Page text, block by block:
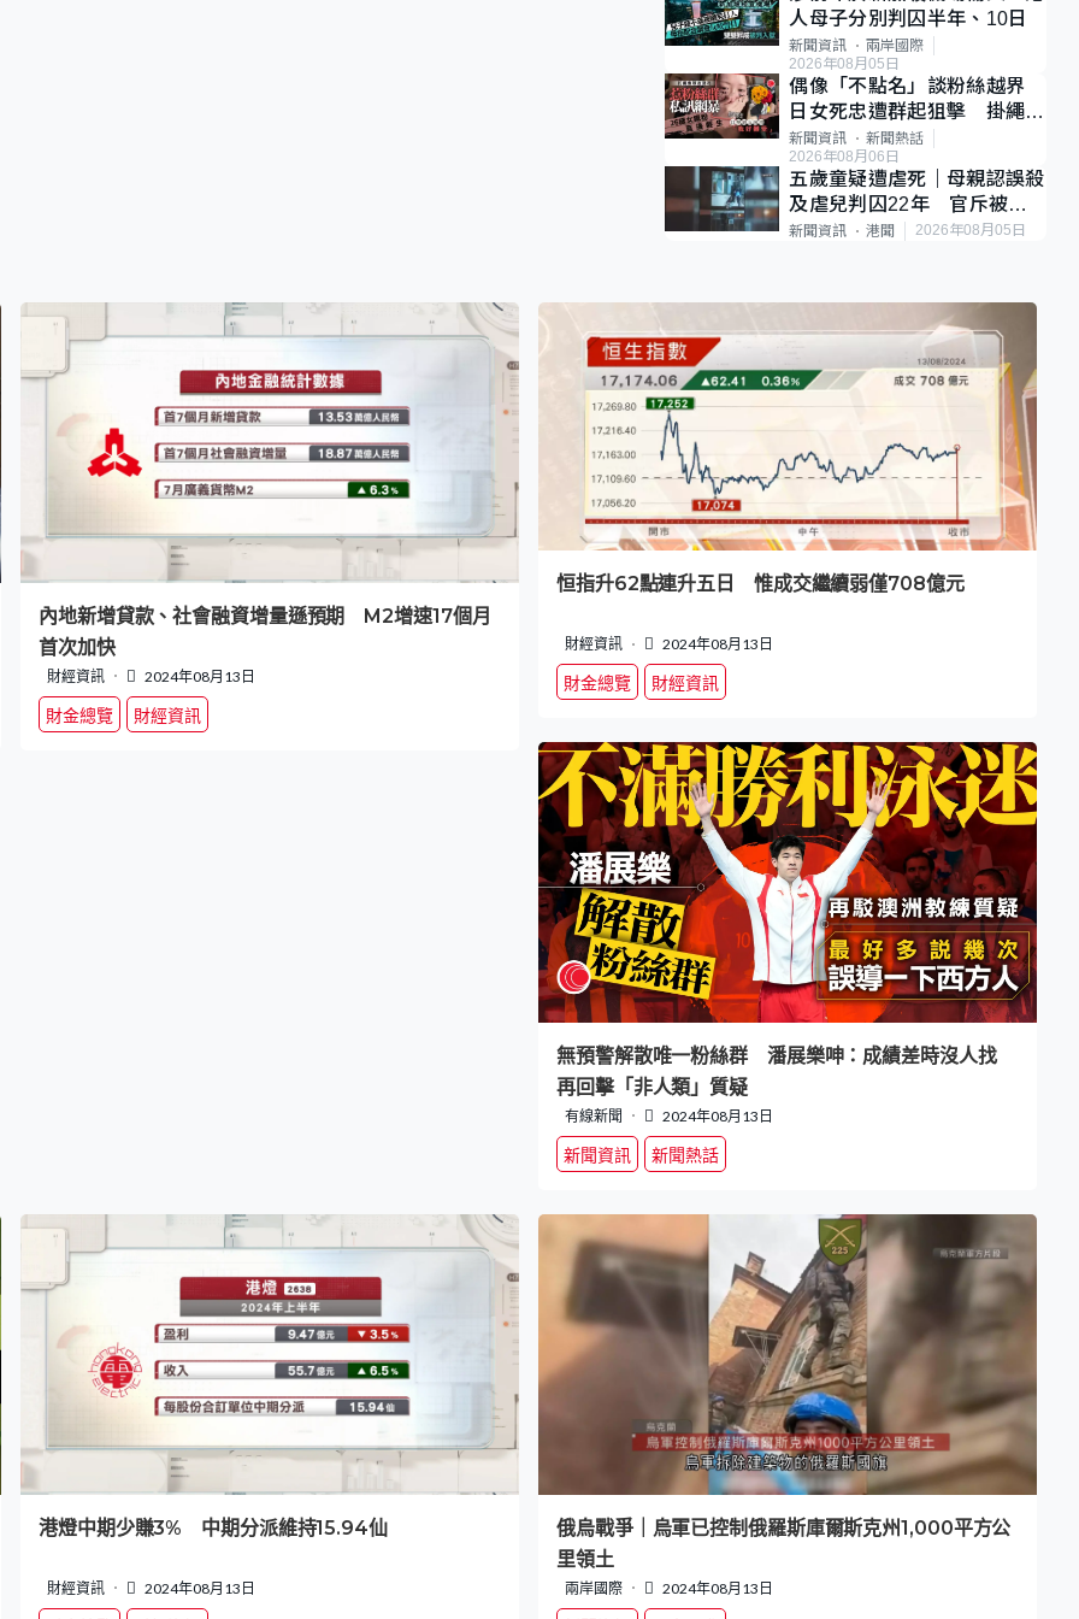
人母子分別判囚半年、10日
新聞資訊
兩岸國際
2026年08月05日
偶像「不點名」談粉絲越界
日女死忠遭群起狙擊 掛繩開
直播道歉後輕生
新聞資訊
新聞熱話
2026年08月06日
五歲童疑遭虐死｜母親認誤殺
及虐兒判囚22年 官斥被告
殘忍、同類案最惡劣
新聞資訊 港聞 2026年08月05日
內地新增貸款、社會融資增量遜預期 M2增速17個月
首次加快
財經資訊 2024年08月13日
財金總覽 財經資訊
恒指升62點連升五日 惟成交繼續弱僅708億元
財經資訊 2024年08月13日
財金總覽 財經資訊
無預警解散唯一粉絲群 潘展樂呻：成績差時沒人找
再回擊「非人類」質疑
有線新聞 2024年08月13日
新聞資訊 新聞熱話
港燈中期少賺3% 中期分派維持15.94仙
財經資訊 2024年08月13日
俄烏戰爭｜烏軍已控制俄羅斯庫爾斯克州1,000平方公
里領土
兩岸國際 2024年08月13日